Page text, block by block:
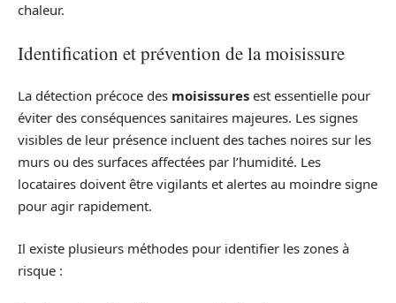
chaleur.
Identification et prévention de la moisissure
La détection précoce des moisissures est essentielle pour
éviter des conséquences sanitaires majeures. Les signes
visibles de leur présence incluent des taches noires sur les
murs ou des surfaces affectées par l’humidité. Les
locataires doivent être vigilants et alertes au moindre signe
pour agir rapidement.
Il existe plusieurs méthodes pour identifier les zones à
risque :